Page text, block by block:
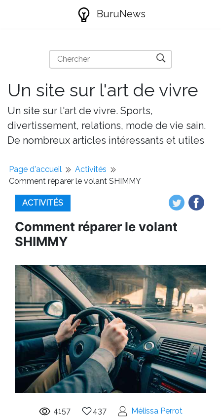
BuruNews
Un site sur l'art de vivre
Un site sur l'art de vivre. Sports,
divertissement, relations, mode de vie sain.
De nombreux articles intéressants et utiles
Page d'accueil
Activités
Comment réparer le volant SHIMMY
ACTIVITÉS
Comment réparer le volant
SHIMMY
4157 437 Mélissa Perrot